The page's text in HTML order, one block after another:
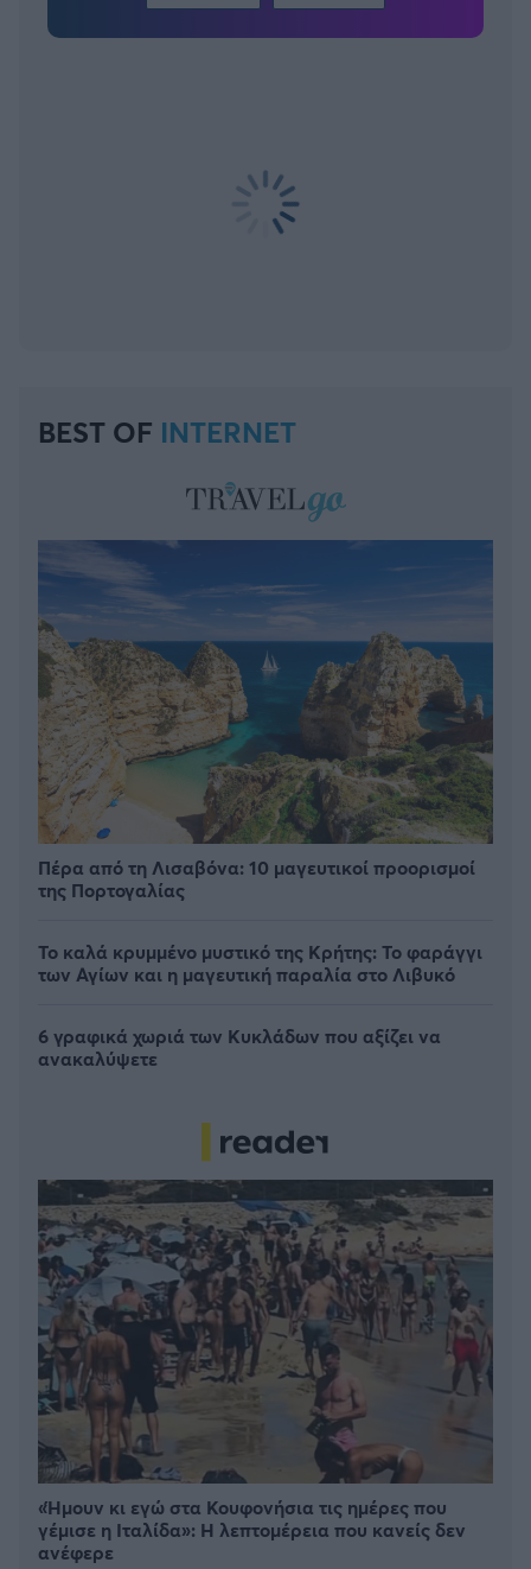
BEST OF INTERNET
Πέρα από τη Λισαβόνα: 10 μαγευτικοί προορισμοί
της Πορτογαλίας
Το καλά κρυμμένο μυστικό της Κρήτης: Το φαράγγι
των Αγίων και η μαγευτική παραλία στο Λιβυκό
6 γραφικά χωριά των Κυκλάδων που αξίζει να
ανακαλύψετε
«Ήμουν κι εγώ στα Κουφονήσια τις ημέρες που
γέμισε η Ιταλίδα»: Η λεπτομέρεια που κανείς δεν
ανέφερε